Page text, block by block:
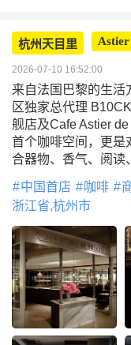
杭州天目里
2026-07-10 16:52:00
来自法国巴黎的生活
区独家总代理
舰店及Cafe Astier
首个咖啡空间，更是
合器物、香气、阅读
中国首店 咖啡
浙江省,杭州市